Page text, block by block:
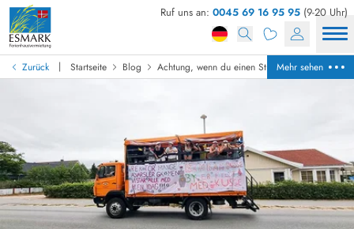
Ruf uns an: 0045 69 16 95 95 (9-20 Uhr)
Zurück | Startseite Blog Achtung, wenn du einen Studenterkørsel siehst,
Mehr sehen